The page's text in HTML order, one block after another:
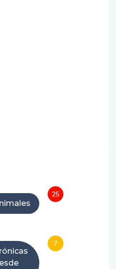
25
7